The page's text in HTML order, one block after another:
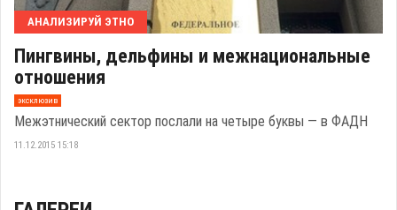
АНАЛИЗИРУЙ ЭТНО
Пингвины, дельфины и межнациональные
отношения
эксклюзив
Межэтнический сектор послали на четыре буквы — в ФАДН
11.12.2015 15:18